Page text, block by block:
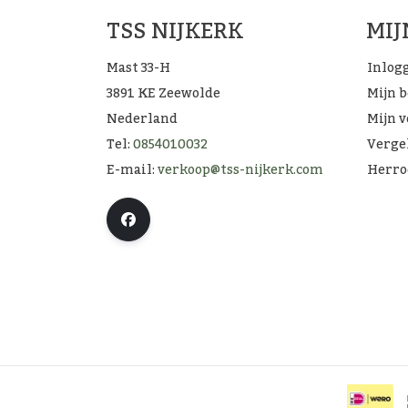
TSS NIJKERK
Mast 33-H
3891 KE Zeewolde
Nederland
Tel:0854010032
E-mail:verkoop@tss-nijkerk.com
Mijn
Mijn